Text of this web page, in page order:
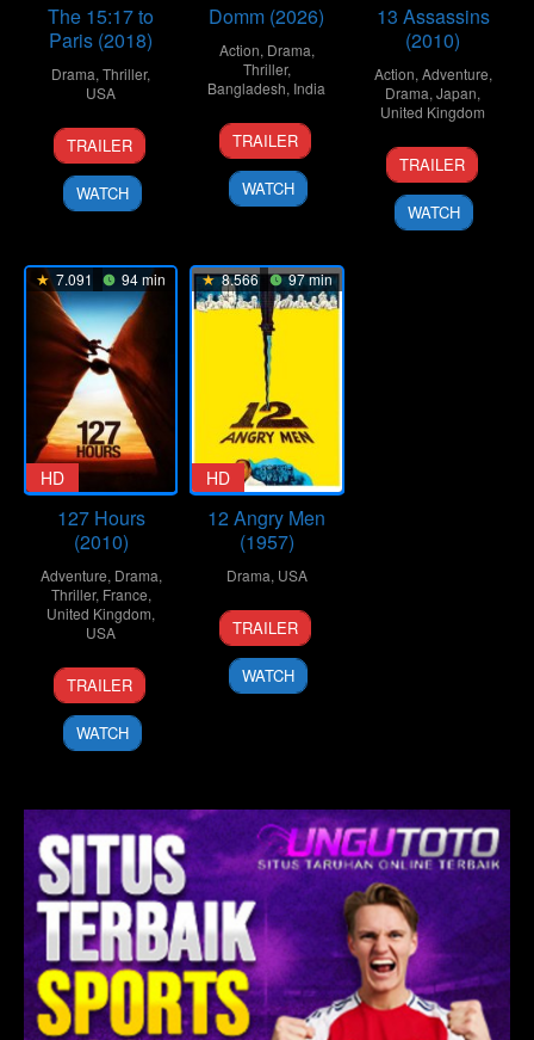
The 15:17 to
Paris (2018)
Drama,Thriller,
USA
7
Feb
2018
Clint
Eastwood
TRAILER
WATCH
Domm (2026)
Action, Drama,
Thriller,
Bangladesh, India
21
Mar
2026
Redoan
Rony
TRAILER
WATCH
13 Assassins
(2010)
Action, Adventure,
Drama,Japan,
United Kingdom
25
Sep
2010
Takashi
Miike
TRAILER
WATCH
7.091 94 min
HD
127 Hours
(2010)
Adventure, Drama,
Thriller, France,
United Kingdom,
USA
12
Nov
2010
Danny
Boyle
TRAILER
WATCH
8.566 97 min
HD
12 Angry Men
(1957)
Drama, USA
10
Apr
1957
Don
Kranze
TRAILER
WATCH